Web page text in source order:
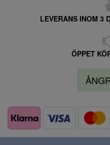
LEVERANS INOM 3
ÖPPET